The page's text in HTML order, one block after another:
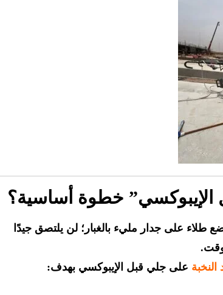
الإيبوكسي” خطوة أساسية؟
على جدار مليء بالغبار؛ لن يلتصق جيدًا
على جلي قبل الإيبوكسي بهدف: